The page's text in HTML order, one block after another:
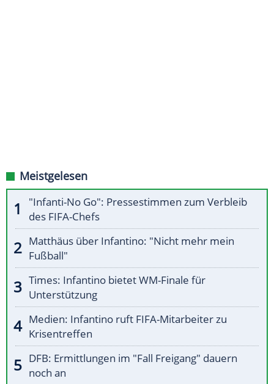
Meistgelesen
"Infanti-No Go": Pressestimmen zum Verbleib
des FIFA-Chefs
Matthäus über Infantino: "Nicht mehr mein
Fußball"
Times: Infantino bietet WM-Finale für
Unterstützung
Medien: Infantino ruft FIFA-Mitarbeiter zu
Krisentreffen
DFB: Ermittlungen im "Fall Freigang" dauern
noch an